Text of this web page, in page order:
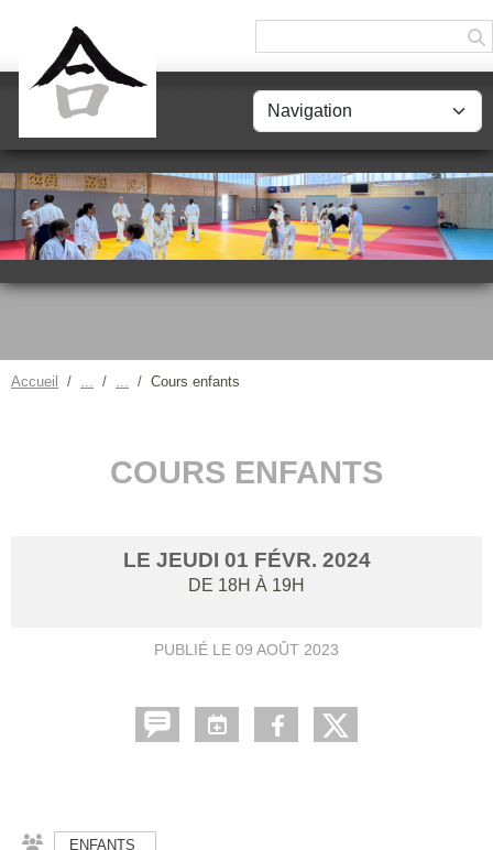
Accueil Cours enfants
COURS ENFANTS
LE JEUDI 01 FÉVR. 2024
DE 18H À 19H
PUBLIÉ LE 09 AOÛT 2023
ENFANTS